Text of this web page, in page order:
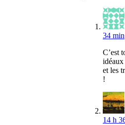
34 min
C’est
idéaux
et les
!
14 h